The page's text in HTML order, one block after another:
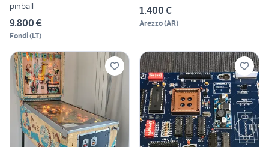
pinball
9.800 €
Fondi(LT)
1.400 €
Arezzo(AR)